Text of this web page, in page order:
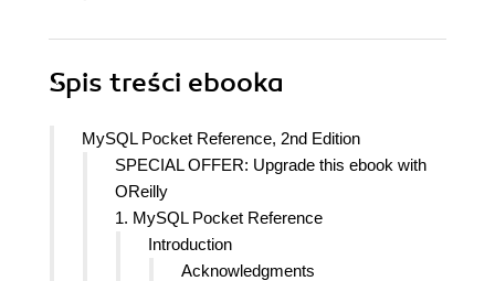
Spis treści ebooka
MySQL Pocket Reference, 2nd Edition
SPECIAL OFFER: Upgrade this ebook with
OReilly
1. MySQL Pocket Reference
Introduction
Acknowledgments